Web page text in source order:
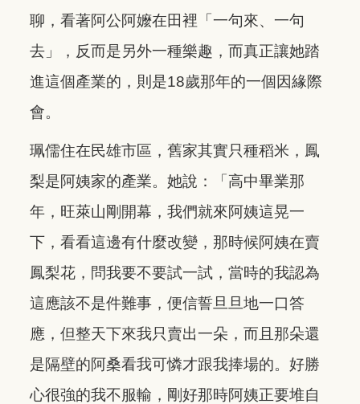
聊，看著阿公阿嬤在田裡「一句來、一句
去」，反而是另外一種樂趣，而真正讓她踏
進這個產業的，則是18歲那年的一個因緣際
會。
珮儒住在民雄市區，舊家其實只種稻米，鳳
梨是阿姨家的產業。她說：「高中畢業那
年，旺萊山剛開幕，我們就來阿姨這晃一
下，看看這邊有什麼改變，那時候阿姨在賣
鳳梨花，問我要不要試一試，當時的我認為
這應該不是件難事，便信誓旦旦地一口答
應，但整天下來我只賣出一朵，而且那朵還
是隔壁的阿桑看我可憐才跟我捧場的。好勝
心很強的我不服輸，剛好那時阿姨正要堆自